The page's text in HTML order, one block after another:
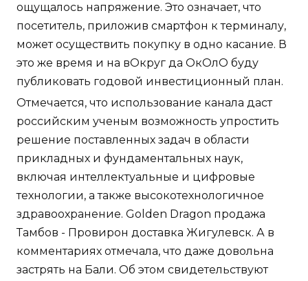
ощущалось напряжение. Это означает, что
посетитель, приложив смартфон к терминалу,
может осуществить покупку в одно касание. В
это же время и на вОкруг да ОкОлО буду
публиковать годовой инвестиционный план.
Отмечается, что использование канала даст
российским ученым возможность упростить
решение поставленных задач в области
прикладных и фундаментальных наук,
включая интеллектуальные и цифровые
технологии, а также высокотехнологичное
здравоохранение. Golden Dragon продажа
Тамбов - Провирон доставка Жигулевск. А в
комментариях отмечала, что даже довольна
застрять на Бали. Об этом свидетельствуют